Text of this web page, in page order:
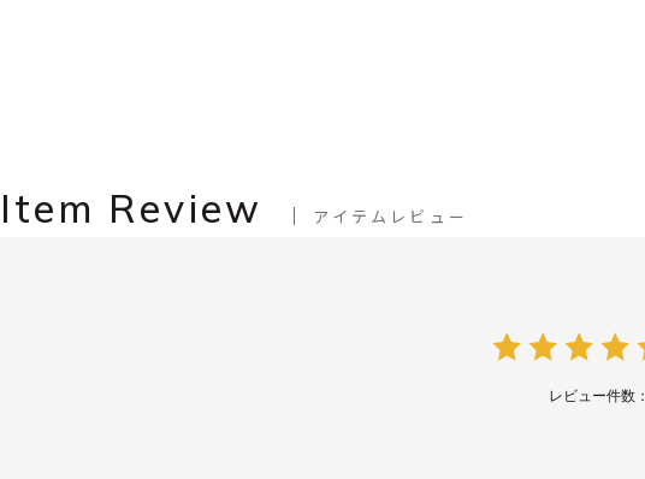
Item Review アイテムレビュー
レビュー件数：